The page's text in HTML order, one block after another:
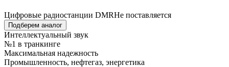
Цифровые радиостанции DMRНе поставляется
Подберем аналог
Интеллектуальный звук
№1 в транкинге
Максимальная надежность
Промышленность, нефтегаз, энергетика